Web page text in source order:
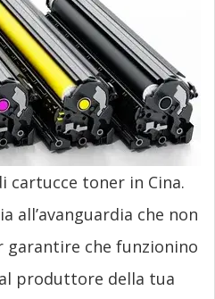
cartucce toner in Cina.
all’avanguardia che non
garantire che funzionino
produttore della tua